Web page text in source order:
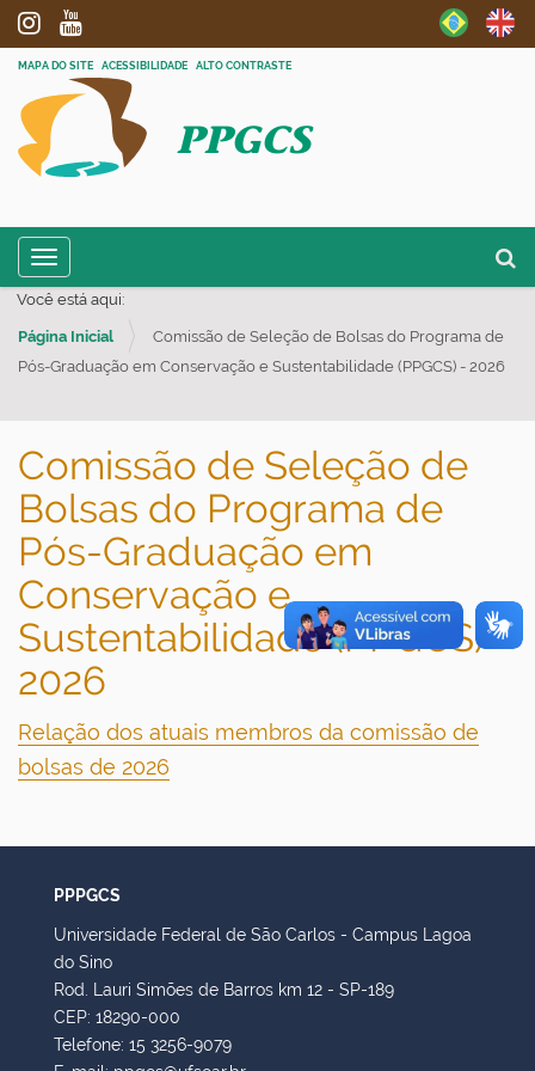
MAPA DO SITE ACESSIBILIDADE ALTO CONTRASTE
PPGCS
Toggle navigation
Você está aqui:
Página Inicial
Comissão de Seleção de Bolsas do Programa de
Pós-Graduação em Conservação e Sustentabilidade (PPGCS) - 2026
Comissão de Seleção de
Bolsas do Programa de
Pós-Graduação em
Conservação e
Sustentabilidade (PPGCS) -
2026
Relação dos atuais membros da comissão de
bolsas de 2026
PPPGCS
Universidade Federal de São Carlos - Campus Lagoa
do Sino
Rod. Lauri Simões de Barros km 12 - SP-189
CEP: 18290-000
Telefone: 15 3256-9079